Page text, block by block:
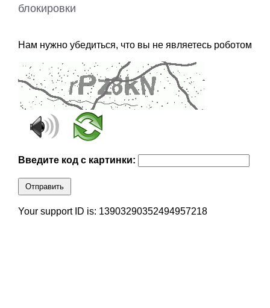
блокировки
Нам нужно убедиться, что вы не являетесь роботом
Введите код с картинки:
Отправить
Your support ID is: 13903290352494957218